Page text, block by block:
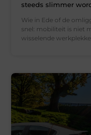
steeds slimmer
Wie in Ede of de
snel: mobiliteit is niet
wisselende